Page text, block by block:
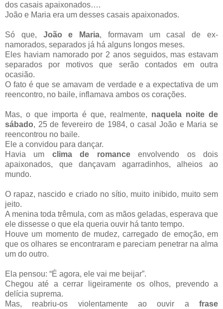
dos casais apaixonados….
João e Maria era um desses casais apaixonados.
Só que, João e Maria, formavam um casal de ex-
namorados, separados já há alguns longos meses.
Eles haviam namorado por 2 anos seguidos, mas estavam
separados por motivos que serão contados em outra
ocasião.
O fato é que se amavam de verdade e a expectativa de um
reencontro, no baile, inflamava ambos os corações.
Mas, o que importa é que, realmente, naquela noite de
sábado, 25 de fevereiro de 1984, o casal João e Maria se
reencontrou no baile.
Ele a convidou para dançar.
Havia um clima de romanceenvolvendo os dois
apaixonados, que dançavam agarradinhos, alheios ao
mundo.
O rapaz, nascido e criado no sítio, muito inibido, muito sem
jeito.
A menina toda trêmula, com as mãos geladas, esperava que
ele dissesse o que ela queria ouvir há tanto tempo.
Houve um momento de mudez, carregado de emoção, em
que os olhares se encontraram e pareciam penetrar na alma
um do outro.
Ela pensou: “É agora, ele vai me beijar”.
Chegou até a cerrar ligeiramente os olhos, prevendo a
delícia suprema.
Mas, reabriu-os violentamente ao ouvir a frase